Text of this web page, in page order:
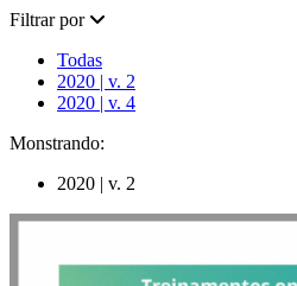
Filtrar por
Todas
2020 | v. 2
2020 | v. 4
Monstrando:
2020 | v. 2